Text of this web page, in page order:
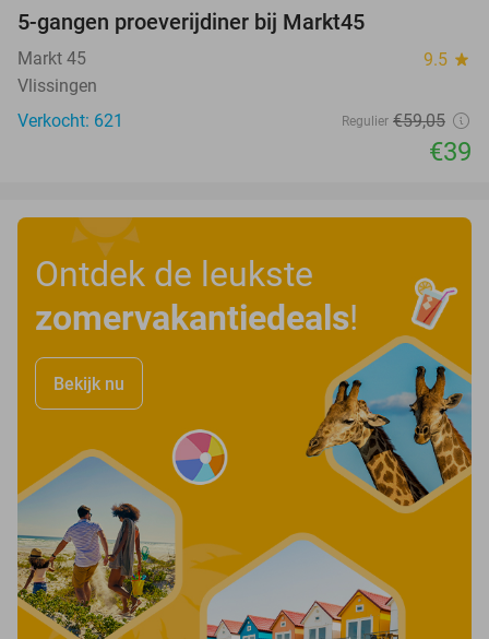
5-gangen proeverijdiner bij Markt45
Markt 45 9.5 star
Vlissingen
Verkocht: 621
Regulier €59,05
€39
Ontdek de leukste
zomervakantiedeals!
Bekijk nu